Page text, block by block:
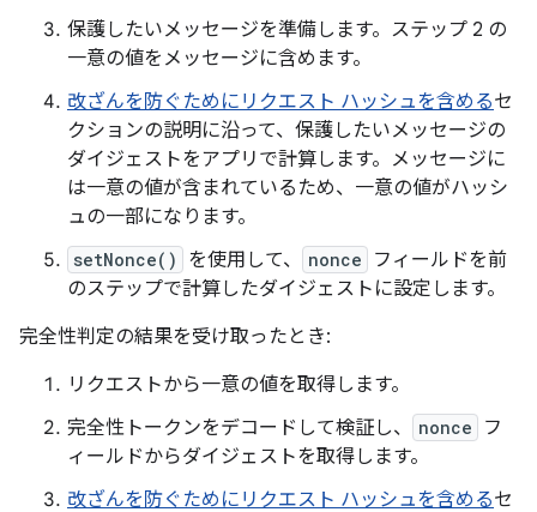
保護したいメッセージを準備します。ステップ 2 の
一意の値をメッセージに含めます。
改ざんを防ぐためにリクエスト ハッシュを含めるセ
クションの説明に沿って、保護したいメッセージの
ダイジェストをアプリで計算します。メッセージに
は一意の値が含まれているため、一意の値がハッシ
ュの一部になります。
setNonce() を使用して、 nonce
フィールドを前
のステップで計算したダイジェストに設定します。
完全性判定の結果を受け取ったとき:
リクエストから一意の値を取得します。
完全性トークンをデコードして検証し、
nonce
フ
ィールドからダイジェストを取得します。
改ざんを防ぐためにリクエスト ハッシュを含めるセ